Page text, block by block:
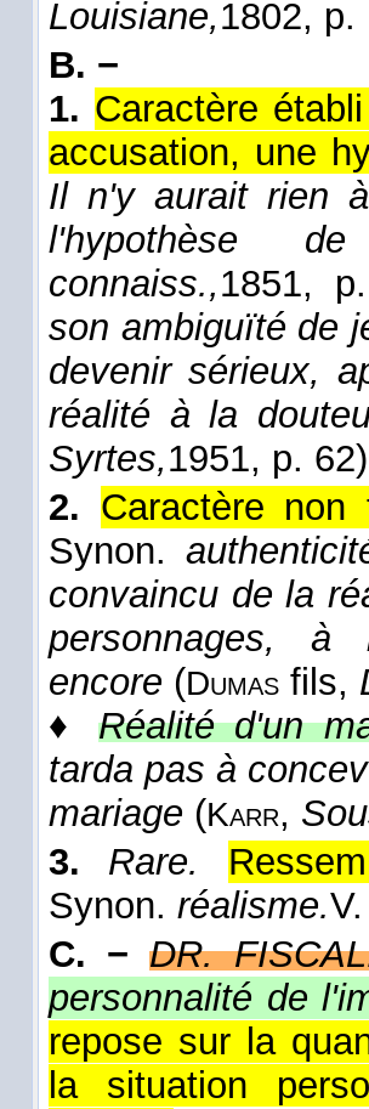
Louisiane,1802, p.
B. −
1. Caractère
accusation, une
Il n'y aurait rien
l'hypothèse
connaiss.,1851,
son ambiguïté de
devenir sérieux,
réalité à la
Syrtes,1951, p.
2. Caractère
Synon.
convaincu de la
personnages, à
encore (Dumas fils,
♦ Réalité d'un
tarda pas à
mariage (Karr,
3.
Rare.
Synon. réalisme.
C. − DR.
personnalité de
repose sur la
la situation